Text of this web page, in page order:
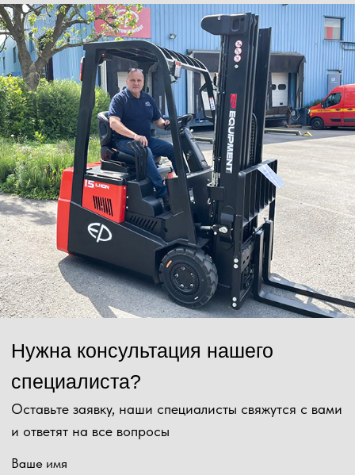
Ваш email
Сообщение
Отправить
Нажимая на кнопку, Вы даёте согласие на обработку персональных
данных и соглашаетесь сполитикой конфиденциальности.